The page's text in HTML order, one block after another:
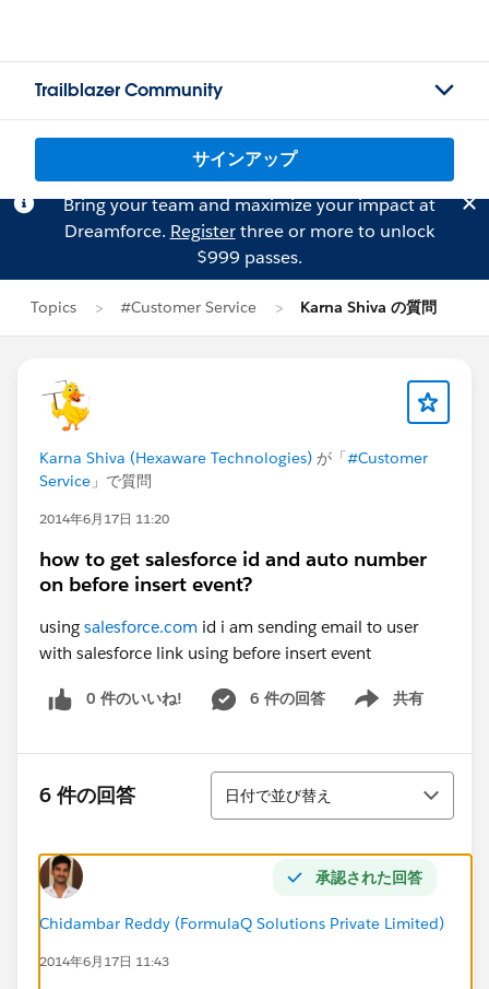
Trailblazer Community
サインアップ
Bring your team and maximize your impact at
Dreamforce. Registerthree or more to unlock
$999 passes.
Topics #Customer Service Karna Shiva の質問
Karna Shiva (Hexaware Technologies) が「#Customer
Service 」で質問
2014年6月17日 11:20
how to get salesforce id and auto number
on before insert event?
using salesforce.com id i am sending email to user
with salesforce link using before insert event
0 件のいいね! 6 件の回答 共有
Show menu
6 件の回答
並び替え
日付で並び替え
承認された回答
Chidambar Reddy (FormulaQ Solutions Private Limited)
2014年6月17日 11:43